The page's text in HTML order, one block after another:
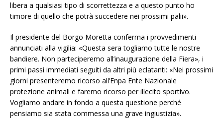
libera a qualsiasi tipo di scorrettezza e a questo punto ho
timore di quello che potrà succedere nei prossimi palii».
Il presidente del Borgo Moretta conferma i provvedimenti
annunciati alla vigilia: «Questa sera togliamo tutte le nostre
bandiere. Non parteciperemo all’inaugurazione della Fiera», i
primi passi immediati seguiti da altri più eclatanti: «Nei prossimi
giorni presenteremo ricorso all’Enpa Ente Nazionale
protezione animali e faremo ricorso per illecito sportivo.
Vogliamo andare in fondo a questa questione perché
pensiamo sia stata commessa una grave ingiustizia».